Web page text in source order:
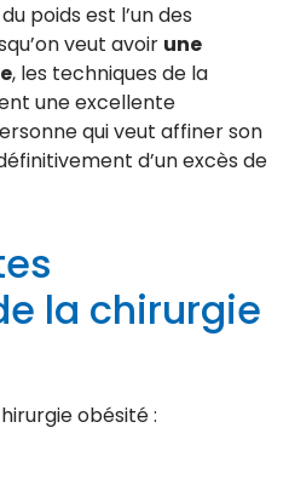
poids est l’un des
veut avoir une
, les techniques de la
une excellente
qui veut affiner son
d’un excès de
la chirurgie
obésité :